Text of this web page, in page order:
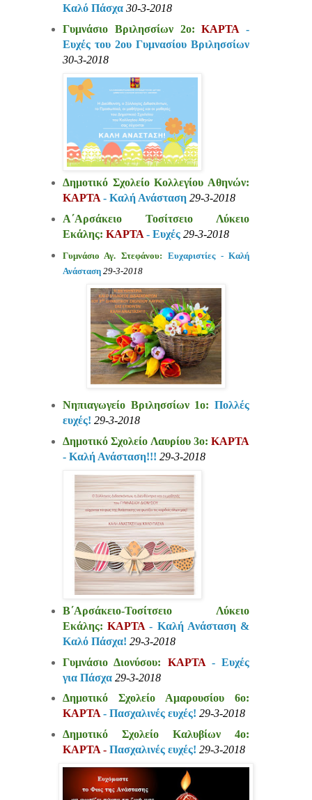
Καλό Πάσχα 30-3-2018
Γυμνάσιο Βριλησσίων 2ο:
ΚΑΡΤΑ -
Ευχές του 2ου Γυμνασίου Βριλησσίων
30-3-2018
Δημοτικό Σχολείο Κολλεγίου Αθηνών:
ΚΑΡΤΑ - Καλή Ανάσταση 29-3-2018
Α΄Αρσάκειο Τοσίτσειο Λύκειο
Εκάλης: ΚΑΡΤΑ - Ευχές 29-3-2018
Γυμνάσιο Αγ. Στεφάνου: Ευχαριστίες - Καλή
Ανάσταση 29-3-2018
Νηπιαγωγείο Βριλησσίων 1ο: Πολλές
ευχές! 29-3-2018
Δημοτικό Σχολείο Λαυρίου 3ο: ΚΑΡΤΑ
- Καλή Ανάσταση!!! 29-3-2018
Β΄Αρσάκειο-Τοσίτσειο Λύκειο
Εκάλης: ΚΑΡΤΑ- Καλή Ανάσταση &
Καλό Πάσχα! 29-3-2018
Γυμνάσιο Διονύσου: ΚΑΡΤΑ - Ευχές
για Πάσχα 29-3-2018
Δημοτικό Σχολείο Αμαρουσίου 6ο:
ΚΑΡΤΑ- Πασχαλινές ευχές! 29-3-2018
Δημοτικό Σχολείο Καλυβίων 4ο:
ΚΑΡΤΑ -Πασχαλινές ευχές! 29-3-2018